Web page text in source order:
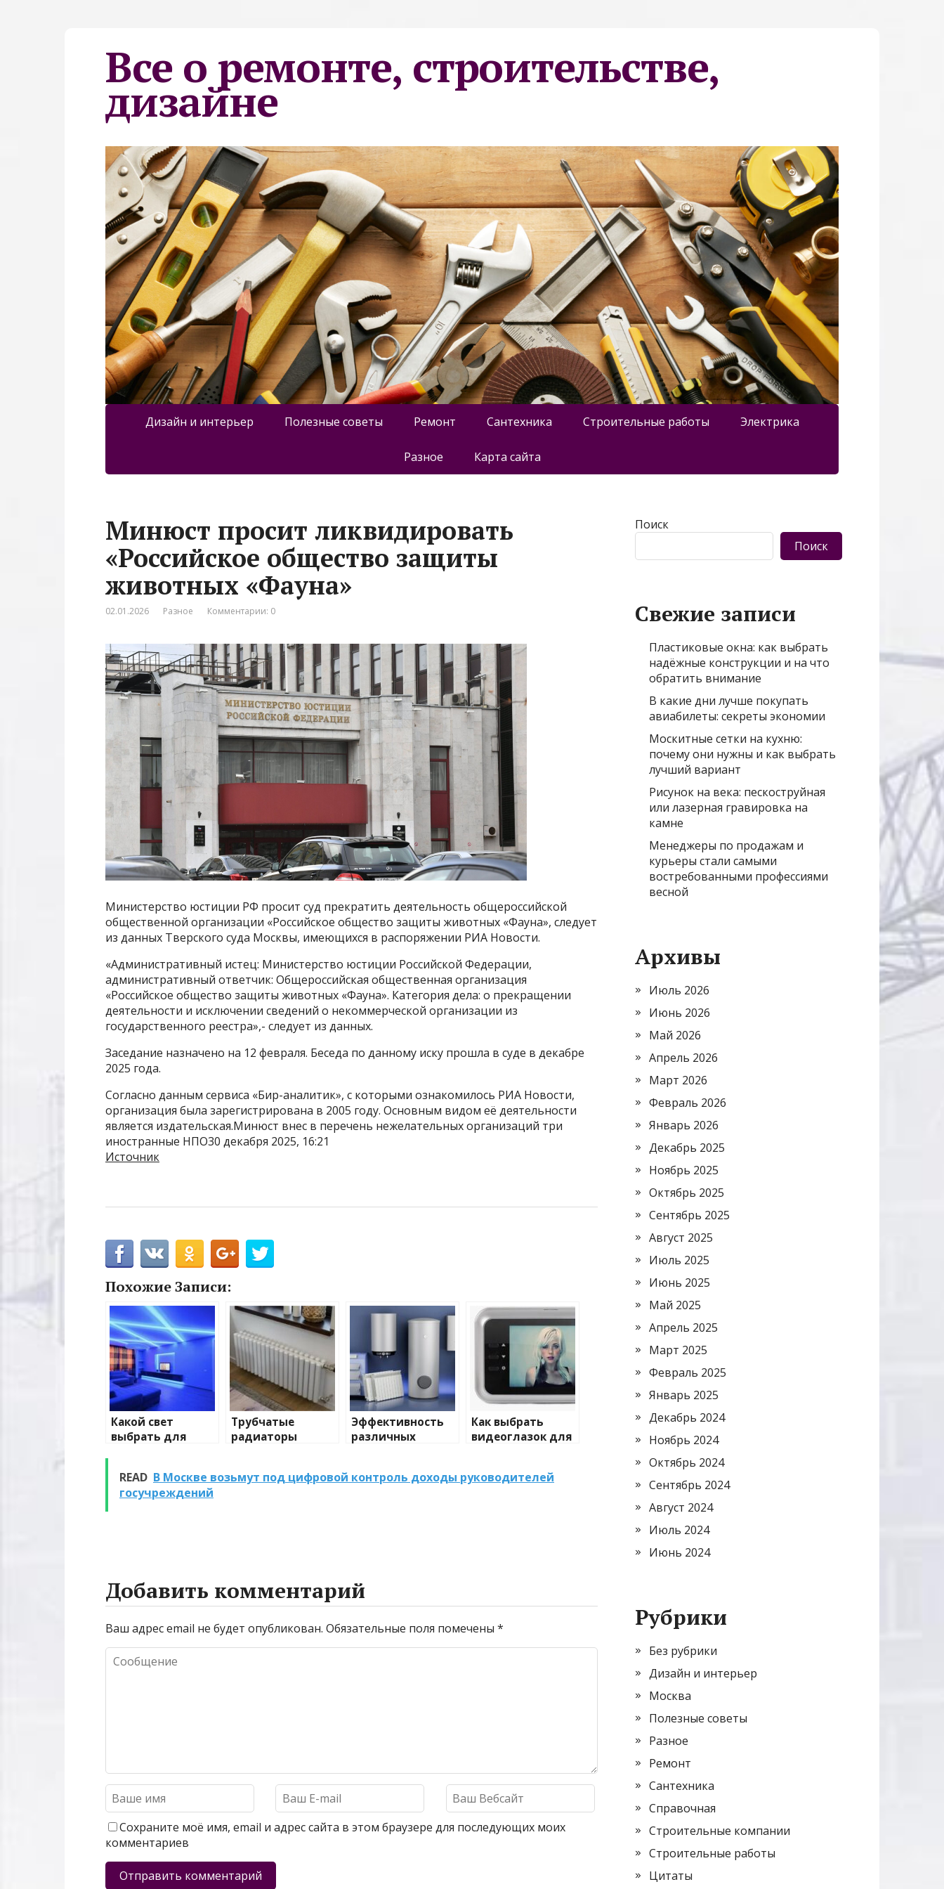
Все о ремонте, строительстве,
дизайне
Дизайн и интерьер Полезные советы Ремонт Сантехника Строительные работы Электрика
Разное Карта сайта
Минюст просит ликвидировать
«Российское общество защиты
животных «Фауна»
02.01.2026 Разное Комментарии: 0
Министерство юстиции РФ просит суд прекратить деятельность общероссийской
общественной организации «Российское общество защиты животных «Фауна», следует
из данных Тверского суда Москвы, имеющихся в распоряжении РИА Новости.
«Административный истец: Министерство юстиции Российской Федерации,
административный ответчик: Общероссийская общественная организация
«Российское общество защиты животных «Фауна». Категория дела: о прекращении
деятельности и исключении сведений о некоммерческой организации из
государственного реестра»,- следует из данных.
Заседание назначено на 12 февраля. Беседа по данному иску прошла в суде в декабре
2025 года.
Согласно данным сервиса «Бир-аналитик», с которыми ознакомилось РИА Новости,
организация была зарегистрирована в 2005 году. Основным видом её деятельности
является издательская.Минюст внес в перечень нежелательных организаций три
иностранные НПО30 декабря 2025, 16:21
Источник
Похожие Записи:
Какой свет
выбрать для
Трубчатые
радиаторы
Эффективность
различных
очистке и
Как выбрать
видеоглазок для
READ В Москве возьмут под цифровой контроль доходы руководителей
госучреждений
Добавить комментарий
Ваш адрес email не будет опубликован. Обязательные поля помечены *
Сохраните моё имя, email и адрес сайта в этом браузере для последующих моих
комментариев
Поиск
Поиск
Свежие записи
Пластиковые окна: как выбрать
надёжные конструкции и на что
обратить внимание
В какие дни лучше покупать
авиабилеты: секреты экономии
Москитные сетки на кухню:
почему они нужны и как выбрать
лучший вариант
Рисунок на века: пескоструйная
или лазерная гравировка на
камне
Менеджеры по продажам и
курьеры стали самыми
востребованными профессиями
весной
Архивы
Июль 2026
Июнь 2026
Май 2026
Апрель 2026
Март 2026
Февраль 2026
Январь 2026
Декабрь 2025
Ноябрь 2025
Октябрь 2025
Сентябрь 2025
Август 2025
Июль 2025
Июнь 2025
Май 2025
Апрель 2025
Март 2025
Февраль 2025
Январь 2025
Декабрь 2024
Ноябрь 2024
Октябрь 2024
Сентябрь 2024
Август 2024
Июль 2024
Июнь 2024
Рубрики
Без рубрики
Дизайн и интерьер
Москва
Полезные советы
Разное
Ремонт
Сантехника
Справочная
Строительные компании
Строительные работы
Цитаты